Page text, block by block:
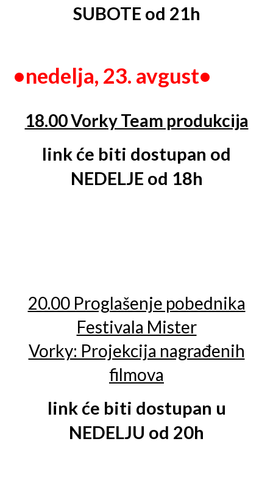
SUBOTE od 21h
•nedelja, 23. avgust•
18.00 Vorky Team produkcija
link će biti dostupan od
NEDELJE od 18h
20.00 Proglašenje pobednika
Festivala Mister
Vorky: Projekcija nagrađenih
filmova
link će biti dostupan u
NEDELJU od 20h